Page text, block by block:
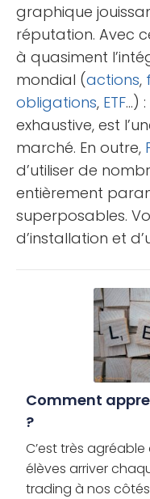
graphique
réputation. Avec
à quasiment
mondial (actions,
obligations, ETF…)
exhaustive, est
marché. En outre,
d’utiliser de
entièrement
superposables.
d’installation et
Comment
?
C’est très
élèves arriver
trading à nos